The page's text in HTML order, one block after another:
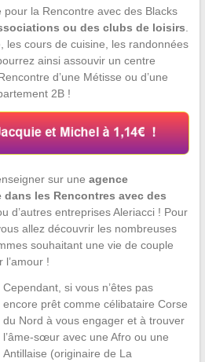
la Rencontre avec des Blacks
ou des clubs de loisirs
les cours de cuisine, les randonnées
ainsi assouvir un centre
d’une Métisse ou d’une
2B !
sur une agence
les Rencontres avec des
d’autres entreprises Aleriacci ! Pour
allez découvrir les nombreuses
souhaitant une vie de couple
l’amour !
Cependant, si vous n’êtes pas
encore prêt comme célibataire Corse
du Nord à vous engager et à trouver
l’âme-sœur avec une Afro ou une
Antillaise (originaire de La